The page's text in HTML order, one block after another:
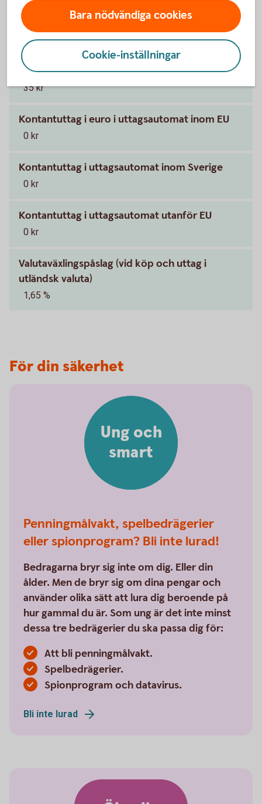
Årsavgift
0 kr
Kontantuttag (på bank-och växlingskontor där
uttag med kort är möjligt)
35 kr
Kontantuttag i euro i uttagsautomat inom EU
0 kr
Kontantuttag i uttagsautomat inom Sverige
0 kr
Kontantuttag i uttagsautomat utanför EU
0 kr
Valutaväxlingspåslag (vid köp och uttag i
utländsk valuta)
1,65 %
För din säkerhet
Penningmålvakt, spelbedrägerier
eller spionprogram? Bli inte lurad!
Bedragarna bryr sig inte om dig. Eller din
ålder. Men de bryr sig om dina pengar och
använder olika sätt att lura dig beroende på
hur gammal du är. Som ung är det inte minst
dessa tre bedrägerier du ska passa dig för:
Att bli penningmålvakt.
Spelbedrägerier.
Spionprogram och datavirus.
Bli inte lurad
Ung och
smart
Bara nödvändiga cookies
Cookie-inställningar